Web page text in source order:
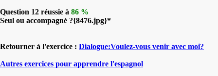
Question 12 réussie à 86 %
Seul ou accompagné ?{8476.jpg}*
Retourner à l'exercice : Dialogue:Voulez-vous venir avec moi?
Autres exercices pour apprendre l'espagnol